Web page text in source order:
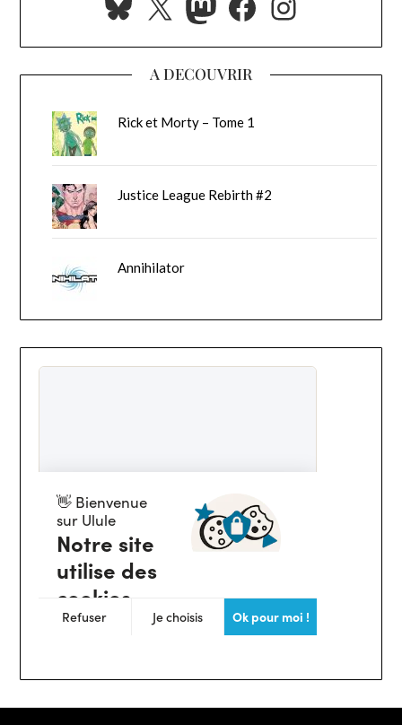
A DECOUVRIR
Rick et Morty – Tome 1
Justice League Rebirth #2
Annihilator